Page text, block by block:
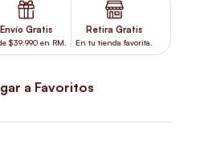
Envío Gratis
$39.990 en RM.
Retira Gratis
En tu tienda favorita.
a Favoritos